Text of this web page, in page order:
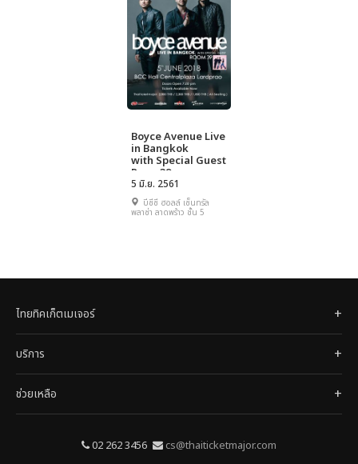
Boyce Avenue Live
in Bangkok
with Special Guest
Room39
5 มิ.ย. 2561
บีซีซี ฮอลล์ เซ็นทรัล
พลาซ่า ลาดพร้าว ชั้น 5
ไทยทิคเก็ตเมเจอร์
บริการ
ช่วยเหลือ
02 262 3456 cs@thaiticketmajor.com